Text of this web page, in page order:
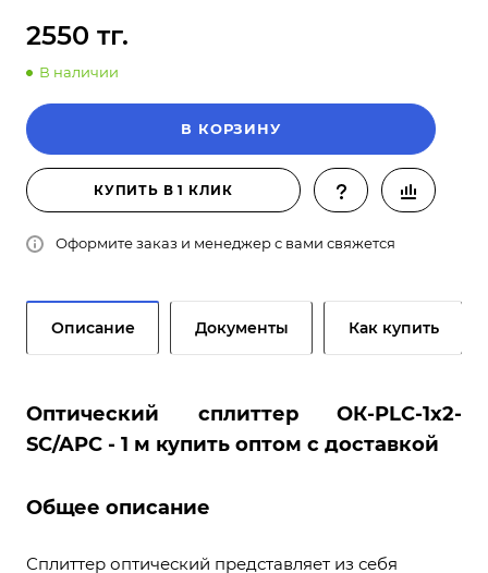
2550 тг.
В наличии
В КОРЗИНУ
КУПИТЬ В 1 КЛИК
Оформите заказ и менеджер с вами свяжется
Описание Документы Как купить
Оптический сплиттер ОК-PLC-1х2-
SC/APC - 1 м купить оптом с доставкой
Общее описание
Сплиттер оптический представляет из себя